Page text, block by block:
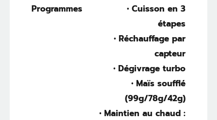
Programmes
• Cuisson en 3
étapes
• Réchauffage par
capteur
• Dégivrage turbo
• Maïs soufflé
(99g/78g/42g)
• Maintien au chaud :